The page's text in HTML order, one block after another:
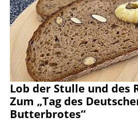
Lob der Stulle und des
Zum „Tag des
Butterbrotes“